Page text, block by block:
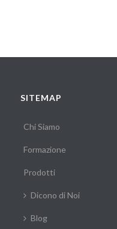
SITEMAP
Chi Siamo
Formazione
Prodotti
Dicono di Noi
Blog